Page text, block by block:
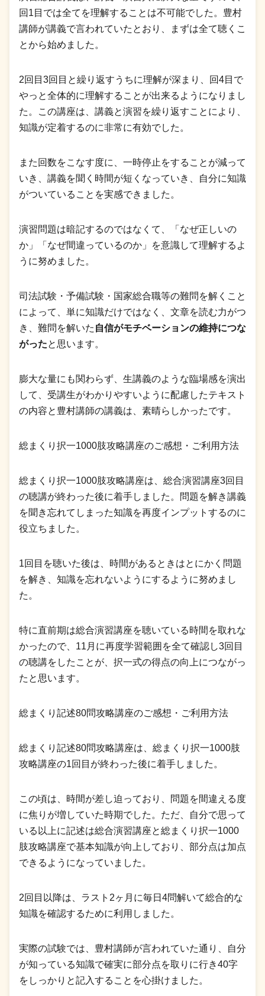
回1目では全てを理解することは不可能でした。豊村
講師が講義で言われていたとおり、まずは全て聴くこ
とから始めました。
2回目3回目と繰り返すうちに理解が深まり、回4目で
やっと全体的に理解することが出来るようになりまし
た。この講座は、講義と演習を繰り返すことにより、
知識が定着するのに非常に有効でした。
また回数をこなす度に、一時停止をすることが減って
いき、講義を聞く時間が短くなっていき、自分に知識
がついていることを実感できました。
演習問題は暗記するのではなくて、「なぜ正しいの
か」「なぜ間違っているのか」を意識して理解するよ
うに努めました。
司法試験・予備試験・国家総合職等の難問を解くこと
によって、単に知識だけではなく、文章を読む力がつ
き、難問を解いた 自信がモチベーションの維持につな
がったと思います。
膨大な量にも関わらず、生講義のような臨場感を演出
して、受講生がわかりやすいように配慮したテキスト
の内容と豊村講師の講義は、素晴らしかったです。
総まくり択一1000肢攻略講座のご感想・ご利用方法
総まくり択一1000肢攻略講座は、総合演習講座3回目
の聴講が終わった後に着手しました。問題を解き講義
を聞き忘れてしまった知識を再度インプットするのに
役立ちました。
1回目を聴いた後は、時間があるときはとにかく問題
を解き、知識を忘れないようにするように努めまし
た。
特に直前期は総合演習講座を聴いている時間を取れな
かったので、11月に再度学習範囲を全て確認し3回目
の聴講をしたことが、択一式の得点の向上につながっ
たと思います。
総まくり記述80問攻略講座のご感想・ご利用方法
総まくり記述80問攻略講座は、総まくり択一1000肢
攻略講座の1回目が終わった後に着手しました。
この頃は、時間が差し迫っており、問題を間違える度
に焦りが増していた時期でした。ただ、自分で思って
いる以上に記述は総合演習講座と総まくり択一1000
肢攻略講座で基本知識が向上しており、部分点は加点
できるようになっていました。
2回目以降は、ラスト2ヶ月に毎日4問解いて総合的な
知識を確認するために利用しました。
実際の試験では、豊村講師が言われていた通り、自分
が知っている知識で確実に部分点を取りに行き40字
をしっかりと記入することを心掛けました。